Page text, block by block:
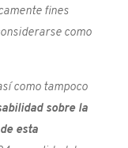
fines
como
como tampoco
sobre la
esta